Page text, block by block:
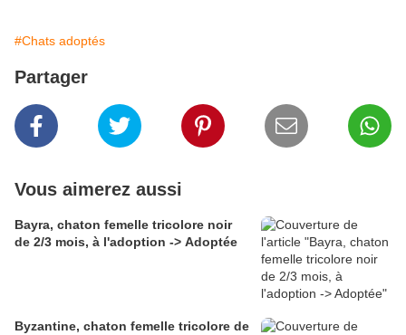
#Chats adoptés
Partager
Vous aimerez aussi
Bayra, chaton femelle tricolore noir
de 2/3 mois, à l'adoption -> Adoptée
Byzantine, chaton femelle tricolore de